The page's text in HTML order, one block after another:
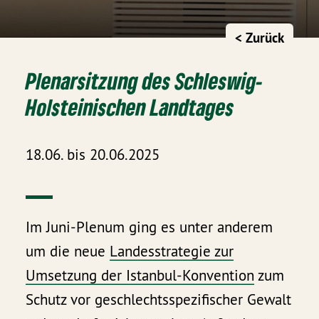
< Zurück
Plenarsitzung des Schleswig-
Holsteinischen Landtages
18.06. bis 20.06.2025
Im Juni-Plenum ging es unter anderem
um die neue Landesstrategie zur
Umsetzung der Istanbul-Konvention zum
Schutz vor geschlechtsspezifischer Gewalt